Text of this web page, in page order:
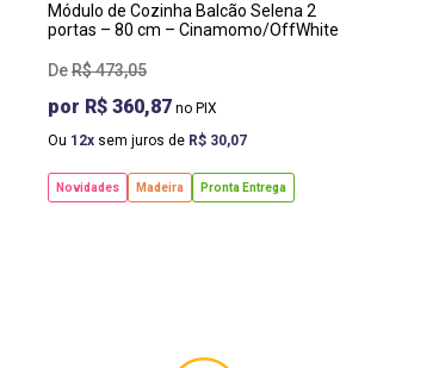
Módulo de Cozinha Balcão Selena 2
portas – 80 cm – Cinamomo/OffWhite
R$473,05
R$ 360,87
Ou 12 sem juros de R$ 30,07
Novidades Madeira Pronta Entrega